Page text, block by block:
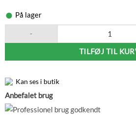
På lager
TILFØJ TIL
Kan ses i butik
Anbefalet brug